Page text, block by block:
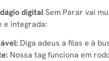
digitalSem Parar vai
e integrada:
Diga adeus a filas e à
Nossa tag funciona em